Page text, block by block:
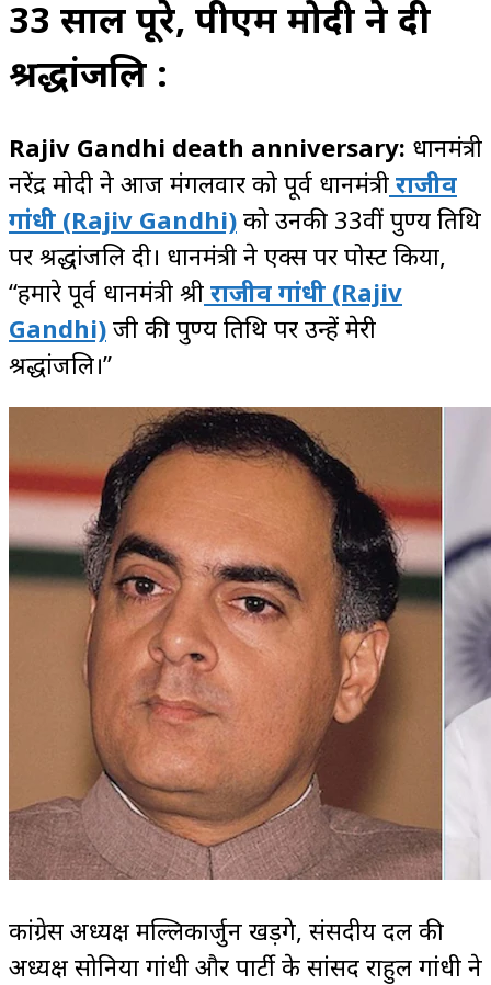
33 साल पूरे, पीएम मोदी ने दी
श्रद्धांजलि :
Rajiv Gandhi death anniversary: प्रधानमंत्री
नरेंद्र मोदी ने आज मंगलवार को पूर्व प्रधानमंत्री राजीव
गांधी (Rajiv Gandhi) को उनकी 33वीं पुण्य तिथि
पर श्रद्धांजलि दी। प्रधानमंत्री ने एक्स पर पोस्ट किया,
“हमारे पूर्व प्रधानमंत्री श्री राजीव गांधी (Rajiv
Gandhi) जी की पुण्य तिथि पर उन्हें मेरी
श्रद्धांजलि।”
कांग्रेस अध्यक्ष मल्लिकार्जुन खड़गे, संसदीय दल की
अध्यक्ष सोनिया गांधी और पार्टी के सांसद राहुल गांधी ने